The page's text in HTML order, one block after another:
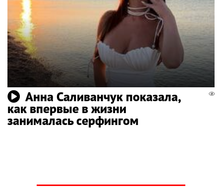
Анна Саливанчук показала,
как впервые в жизни
занималась серфингом